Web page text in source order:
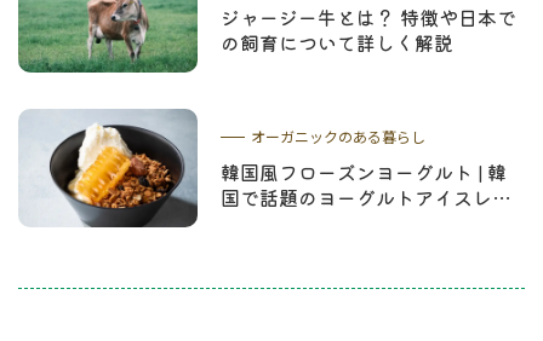
ジャージー牛とは？ 特徴や日本で
の飼育について詳しく解説
オーガニックのある暮らし
韓国風フローズンヨーグルト | 韓
国で話題のヨーグルトアイスレシ